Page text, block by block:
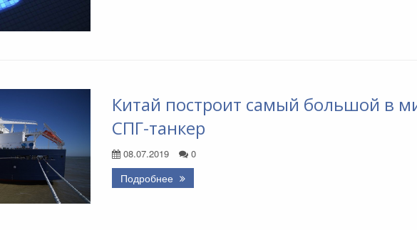
Китай построит самый большой в
СПГ-танкер
08.07.2019 0
Подробнее